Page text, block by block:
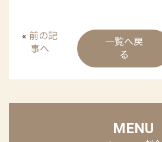
« 前の記
事へ
一覧へ戻
る
MENU